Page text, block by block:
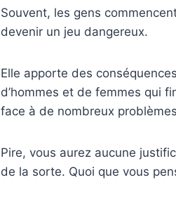
Souvent, les gens
devenir un jeu dangereux.
Elle apporte des
d’hommes et de femmes qui
face à de nombreux
Pire, vous aurez aucune
de la sorte. Quoi que vous